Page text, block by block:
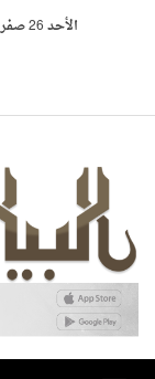
الأحد 26 صفر 1448 هـ